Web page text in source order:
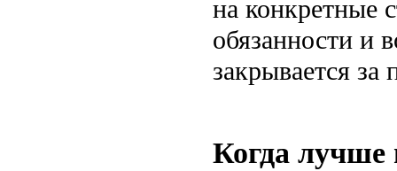
на конкретные
обязанности и
закрывается за
Когда лучше